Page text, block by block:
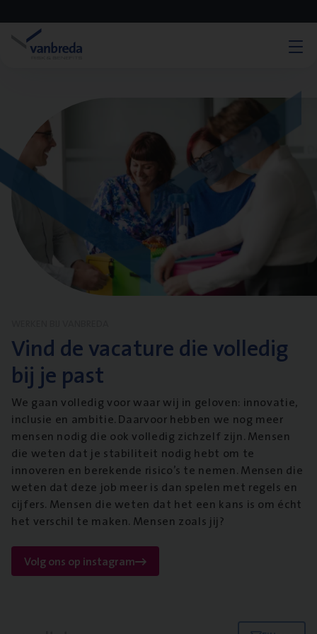
Vind de vacature die volledig
bij je past
We gaan volledig voor waar wij in geloven: innovatie,
inclusie en ambitie. Daarvoor hebben we nog meer
mensen nodig die ook volledig zichzelf zijn. Mensen
die weten dat je stabiliteit nodig hebt om te
innoveren en berekende risico’s te nemen. Mensen die
weten dat deze job meer is dan spelen met regels en
cijfers. Mensen die weten dat het een kans is om écht
het verschil te maken. Mensen zoals jij?
Volg ons op instagram